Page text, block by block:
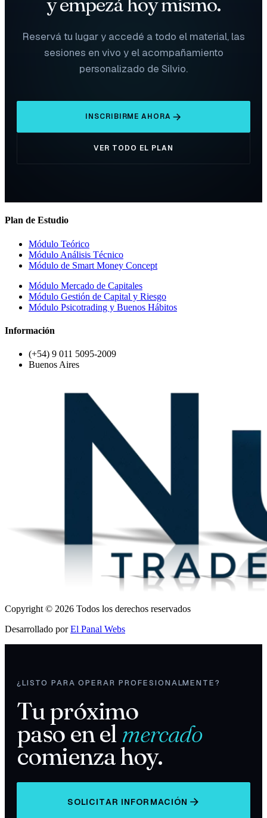
Reservá tu lugar y accedé a todo el material, las
sesiones en vivo y el acompañamiento
personalizado de Silvio.
INSCRIBIRME AHORA
VER TODO EL PLAN
Plan de Estudio
Módulo Teórico
Módulo Análisis Técnico
Módulo de Smart Money Concept
Módulo Mercado de Capitales
Módulo Gestión de Capital y Riesgo
Módulo Psicotrading y Buenos Hábitos
Información
(+54) 9 011 5095-2009
Buenos Aires
Copyright © 2026 Todos los derechos reservados
Desarrollado porEl Panal Webs
¿LISTO PARA OPERAR PROFESIONALMENTE?
Tu próximo
paso en el mercado
comienza hoy.
SOLICITAR INFORMACIÓN